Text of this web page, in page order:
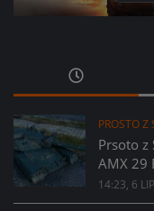
PROSTO Z
Prsoto
AMX 29
14:23, 6